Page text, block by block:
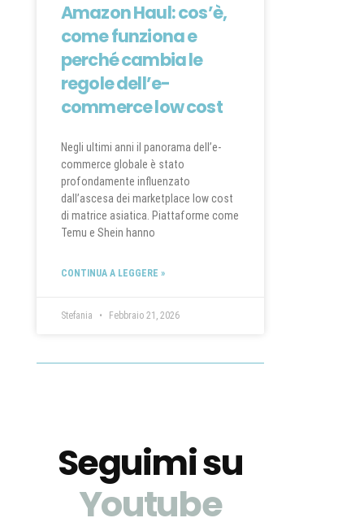
Amazon Haul: cos’è,
come funziona e
perché cambia le
regole dell’e-
commerce low cost
Negli ultimi anni il panorama dell’e-
commerce globale è stato
profondamente influenzato
dall’ascesa dei marketplace low cost
di matrice asiatica. Piattaforme come
Temu e Shein hanno
CONTINUA A LEGGERE »
Stefania Febbraio 21, 2026
Seguimi su
Youtube